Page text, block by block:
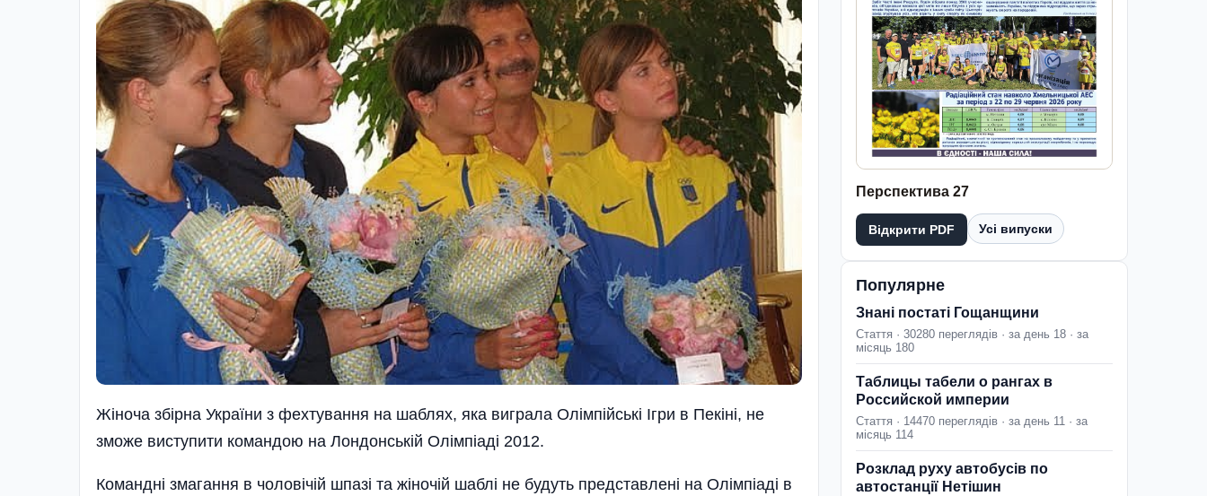
Жіноча збірна України з фехтування на шаблях, яка виграла Олімпійські Ігри в Пекіні, не
зможе виступити командою на Лондонській Олімпіаді 2012.
Командні змагання в чоловічій шпазі та жіночій шаблі не будуть представлені на Олімпі­аді в
Перспектива 27
Відкрити PDF Усі випуски
Популярне
Знані постаті Гощанщини
Стаття · 30280 переглядів · за день 18 · за
місяць 180
Таблицы табели о рангах в
Российской империи
Стаття · 14470 переглядів · за день 11 · за
місяць 114
Розклад руху автобусів по
автостанції Нетішин